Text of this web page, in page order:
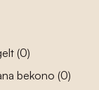
(0)
bekono (0)